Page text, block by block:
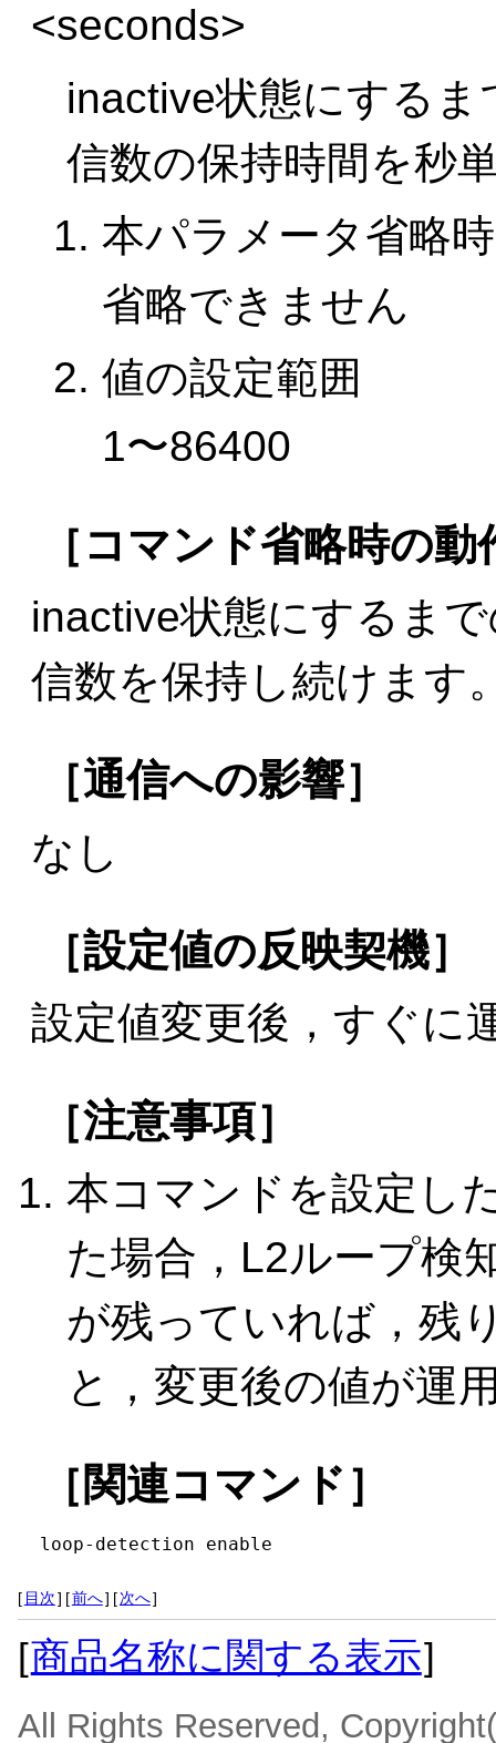
<seconds>
inactive状態にする
信数の保持時間を秒
本パラメータ省略
省略できません
値の設定範囲
1〜86400
［コマンド省略時の動
inactive状態にするま
信数を保持し続けます
［通信への影響］
なし
［設定値の反映契機］
設定値変更後，すぐに
［注意事項］
本コマンドを設定し
た場合，L2ループ検
が残っていれば，残
と，変更後の値が運
［関連コマンド］
loop-detection enable
[ 目次] [前へ] [次へ]
[商品名称に関する表示]
All Rights Reserved,